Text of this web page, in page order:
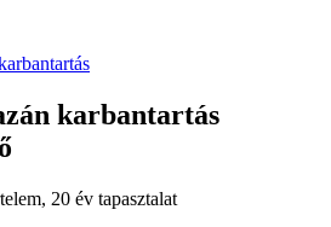
karbantartás
20 év tapasztalat